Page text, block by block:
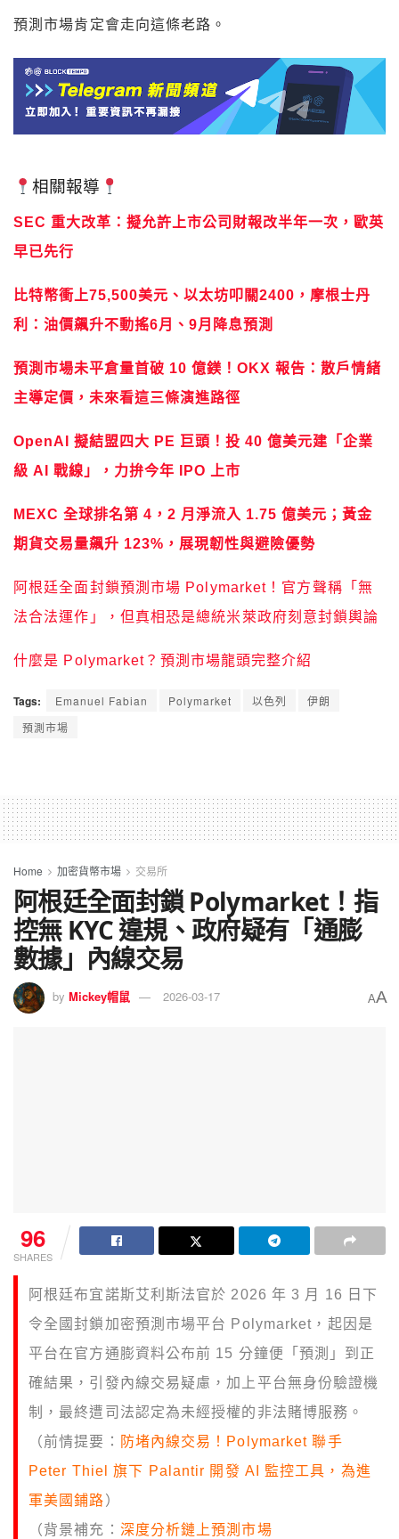
預測市場肯定會走向這條老路。
相關報導
SEC 重大改革：擬允許上市公司財報改半年一次，歐英
早已先行
比特幣衝上75,500美元、以太坊叩關2400，摩根士丹
利：油價飆升不動搖6月、9月降息預測
預測市場未平倉量首破 10 億鎂！OKX 報告：散戶情緒
主導定價，未來看這三條演進路徑
OpenAI 擬結盟四大 PE 巨頭！投 40 億美元建「企業
級 AI 戰線」，力拚今年 IPO 上市
MEXC 全球排名第 4，2 月淨流入 1.75 億美元；黃金
期貨交易量飆升 123%，展現韌性與避險優勢
阿根廷全面封鎖預測市場 Polymarket！官方聲稱「無
法合法運作」，但真相恐是總統米萊政府刻意封鎖輿論
什麼是 Polymarket？預測市場龍頭完整介紹
Tags: Emanuel Fabian Polymarket 以色列
伊朗
預測市場
Home 加密貨幣市場 交易所
阿根廷全面封鎖 Polymarket！指
控無 KYC 違規、政府疑有「通膨
數據」內線交易
by Mickey帽鼠 2026-03-17 AA
96
SHARES
阿根廷布宜諾斯艾利斯法官於 2026 年 3 月 16 日下
令全國封鎖加密預測市場平台 Polymarket，起因是
平台在官方通膨資料公布前 15 分鐘便「預測」到正
確結果，引發內線交易疑慮，加上平台無身份驗證機
制，最終遭司法認定為未經授權的非法賭博服務。
（前情提要：
防堵內線交易！Polymarket 聯手
Peter Thiel 旗下 Palantir 開發 AI 監控工具，為進
軍美國鋪路 ）
（背景補充： 深度分析鏈上預測市場